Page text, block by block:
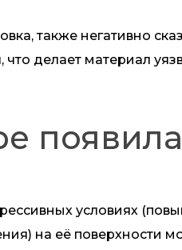
также негативно
что делает материал
условиях
на её поверхности